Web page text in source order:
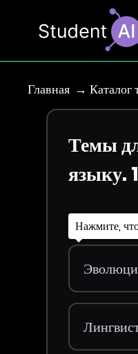
Главная Каталог
Темы
языку.
Нажмите,